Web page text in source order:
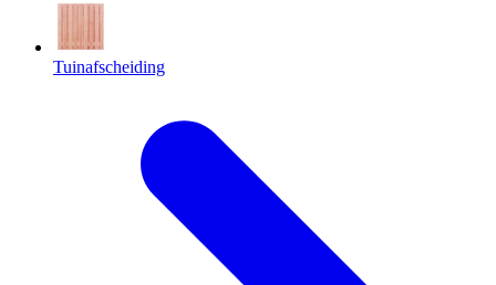
Tuinafscheiding